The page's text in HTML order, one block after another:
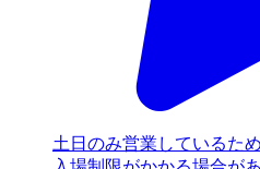
土日のみ営業しているた